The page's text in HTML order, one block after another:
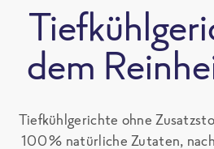
dem
Tiefkühlgerichte ohne
100 % natürliche Zutaten,